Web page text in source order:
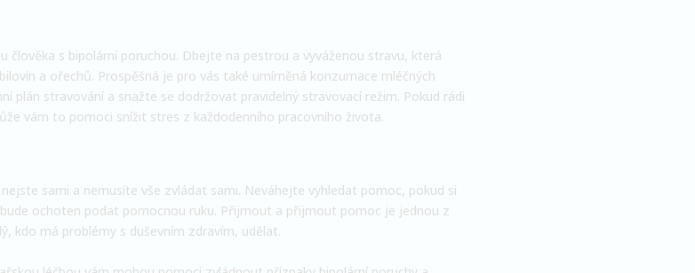
s bipolární poruchou. Dbejte na pestrou a vyváženou stravu, která
a ořechů. Prospěšná je pro vás také umírněná konzumace mléčných
plán stravování a snažte se dodržovat pravidelný stravovací režim. Pokud rádi
vám to pomoci snížit stres z každodenního pracovního života.
sami a nemusíte vše zvládat sami. Neváhejte vyhledat pomoc, pokud si
ochoten podat pomocnou ruku. Přijmout a přijmout pomoc je jednou z
kdo má problémy s duševním zdravím, udělat.